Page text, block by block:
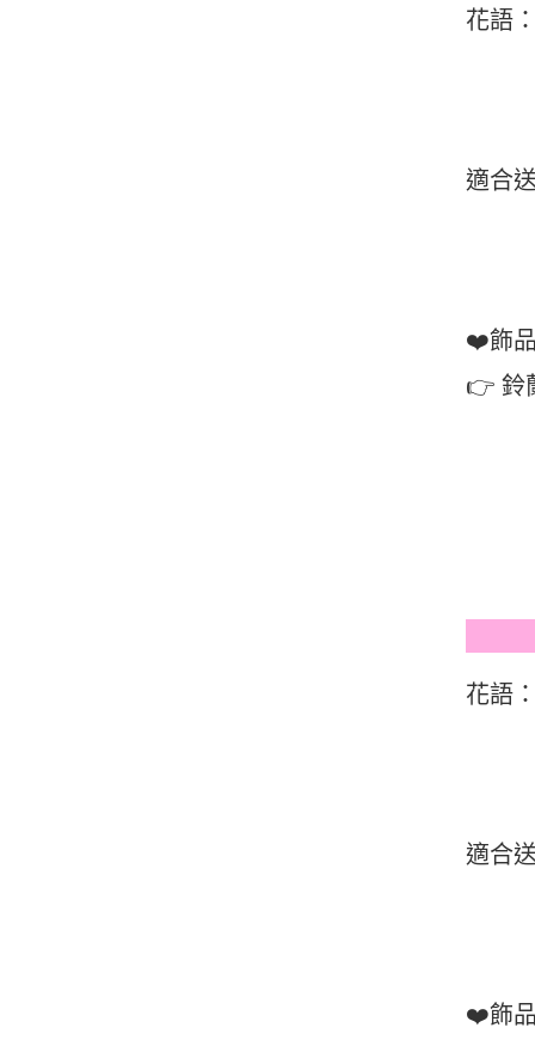
花語
適合
❤️飾
👉 鈴
花語
適合
❤️飾